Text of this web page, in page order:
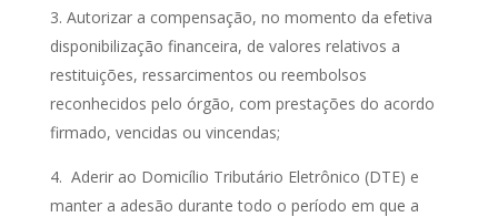
3. Autorizar a compensação, no momento da efetiva
disponibilização financeira, de valores relativos a
restituições, ressarcimentos ou reembolsos
reconhecidos pelo órgão, com prestações do acordo
firmado, vencidas ou vincendas;
4. Aderir ao Domicílio Tributário Eletrônico (DTE) e
manter a adesão durante todo o período em que a